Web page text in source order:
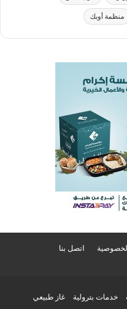
منظمة أوبك
اتصل بنا
خدمات بترولية غاز طبيعي